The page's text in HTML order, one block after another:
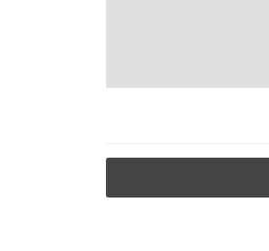
Nordeste